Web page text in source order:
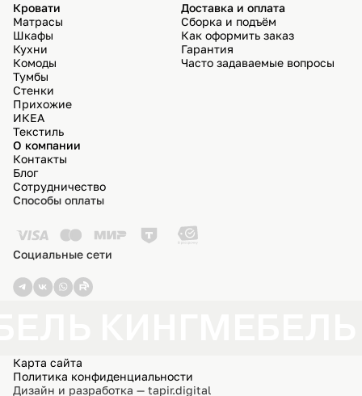
Кровати
Матрасы
Шкафы
Кухни
Комоды
Тумбы
Стенки
Прихожие
ИКЕА
Текстиль
Доставка и оплата
Сборка и подъём
Как оформить заказ
Гарантия
Часто задаваемые вопросы
О компании
Контакты
Блог
Сотрудничество
Способы оплаты
Социальные сети
Карта сайта
Политика конфиденциальности
Дизайн и разработка — tapir.digital